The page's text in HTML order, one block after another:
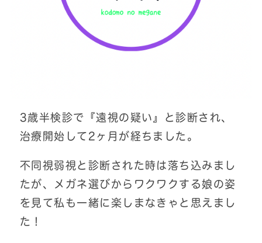
3歳半検診で『遠視の疑い』と診断され、
治療開始して2ヶ月が経ちました。
不同視弱視と診断された時は落ち込みまし
たが、メガネ選びからワクワクする娘の姿
を見て私も一緒に楽しまなきゃと思えまし
た！